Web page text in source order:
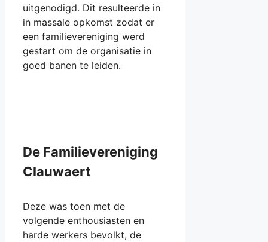
uitgenodigd. Dit resulteerde in
in massale opkomst zodat er
een familievereniging werd
gestart om de organisatie in
goed banen te leiden.
De Familievereniging
Clauwaert
Deze was toen met de
volgende enthousiasten en
harde werkers bevolkt, de